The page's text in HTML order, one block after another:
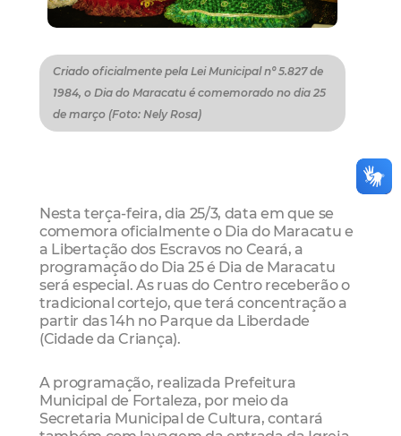
Criado oficialmente pela Lei Municipal nº 5.827 de
1984, o Dia do Maracatu é comemorado no dia 25
de março (Foto: Nely Rosa)
Nesta terça-feira, dia 25/3, data em que se
comemora oficialmente o Dia do Maracatu e
a Libertação dos Escravos no Ceará, a
programação do Dia 25 é Dia de Maracatu
será especial. As ruas do Centro receberão o
tradicional cortejo, que terá concentração a
partir das 14h no Parque da Liberdade
(Cidade da Criança).
A programação, realizada Prefeitura
Municipal de Fortaleza, por meio da
Secretaria Municipal de Cultura, contará